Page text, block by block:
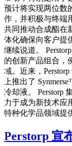
预计将实现两位数
作，并积极与终端
共同推动合成酯在
体化确保向客户提
继续说道。
的创新产品组合，
域。近来，
上推出了
冷却液。 Perstorp
力于成为新技术应
特种化学品领域提
Perstorp 宣